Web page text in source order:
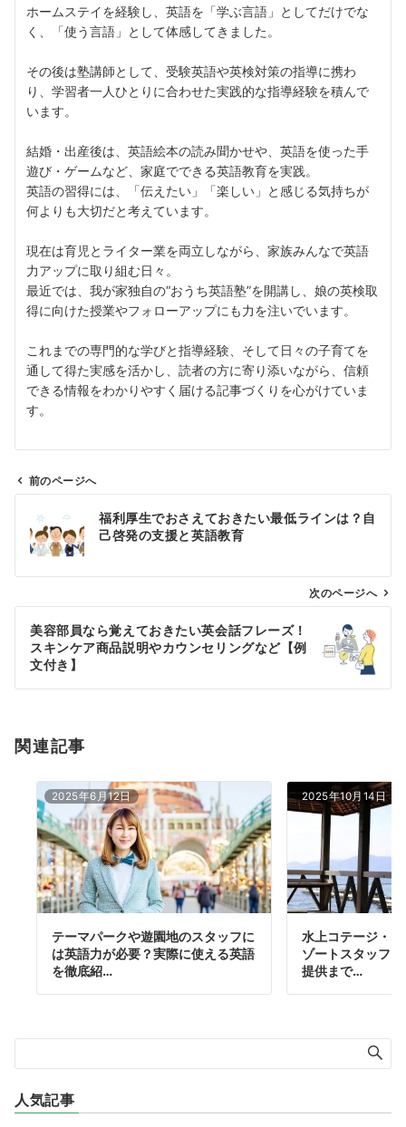
ホームステイを経験し、英語を「学ぶ言語」としてだけでな
く、「使う言語」として体感してきました。
その後は塾講師として、受験英語や英検対策の指導に携わ
り、学習者一人ひとりに合わせた実践的な指導経験を積んで
います。
結婚・出産後は、英語絵本の読み聞かせや、英語を使った手
遊び・ゲームなど、家庭でできる英語教育を実践。
英語の習得には、「伝えたい」「楽しい」と感じる気持ちが
何よりも大切だと考えています。
現在は育児とライター業を両立しながら、家族みんなで英語
力アップに取り組む日々。
最近では、我が家独自の“おうち英語塾”を開講し、娘の英検取
得に向けた授業やフォローアップにも力を注いでいます。
これまでの専門的な学びと指導経験、そして日々の子育てを
通して得た実感を活かし、読者の方に寄り添いながら、信頼
できる情報をわかりやすく届ける記事づくりを心がけていま
す。
ン
前のページへ
福利厚生でおさえておきたい最低ラインは？自
己啓発の支援と英語教育
次のページへ
美容部員なら覚えておきたい英会話フレーズ！
スキンケア商品説明やカウンセリングなど【例
文付き】
関連記事
2025年6月12日
テーマパークや遊園地のスタッフに
は英語力が必要？実際に使える英語
を徹底紹…
2025年10月14日
水上コテージ・
ゾートスタッフ
提供まで…
人気記事